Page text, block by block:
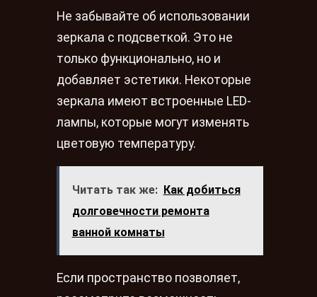
Не забывайте об использовании
зеркала с подсветкой. Это не
только функционально, но и
добавляет эстетики. Некоторые
зеркала имеют встроенные LED-
лампы, которые могут изменять
цветовую температуру.
Читать так же: Как добиться
долговечности ремонта
ванной комнаты
Если пространство позволяет,